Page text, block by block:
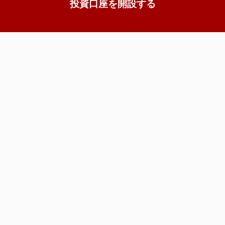
投資口座を開設する